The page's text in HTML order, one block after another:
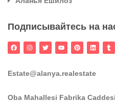
Подписывайтесь на
Estate@alanya.realestate
Oba Mahallesi Fabrika